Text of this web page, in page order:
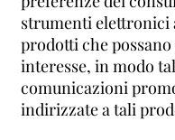
strumenti elettronici
prodotti che
interesse, in modo
comunicazioni
indirizzate a tali